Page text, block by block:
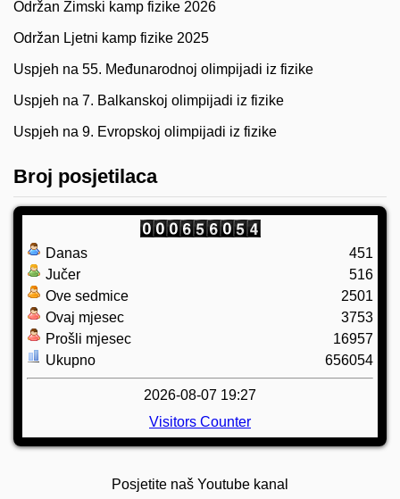
Održan Zimski kamp fizike 2026
Održan Ljetni kamp fizike 2025
Uspjeh na 55. Međunarodnoj olimpijadi iz fizike
Uspjeh na 7. Balkanskoj olimpijadi iz fizike
Uspjeh na 9. Evropskoj olimpijadi iz fizike
Broj posjetilaca
Danas
Jučer
Ove sedmice
Ovaj mjesec
Prošli mjesec
Ukupno
451
516
2501
3753
16957
656054
2026-08-07 19:27
Visitors Counter
Posjetite naš Youtube kanal